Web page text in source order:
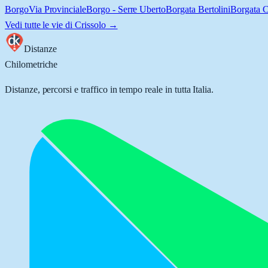
BorgoVia ProvincialeBorgo - Serre UbertoBorgata BertoliniBorgata
Vedi tutte le vie di Crissolo→
Distanze
Chilometriche
Distanze, percorsi e traffico in tempo reale in tutta Italia.